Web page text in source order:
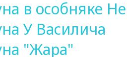
в особняке
У Василича
"Жара"